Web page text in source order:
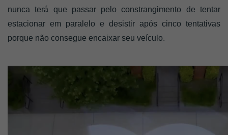
nunca terá que passar pelo constrangimento de tentar
estacionar em paralelo e desistir após cinco tentativas
porque não consegue encaixar seu veículo.